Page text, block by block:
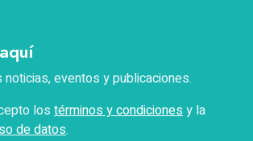
noticias, eventos y publicaciones.
los términos y condicionesy la
de datos.